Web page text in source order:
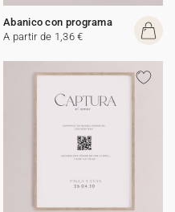
Abanico con programa
A partir de 1,36 €